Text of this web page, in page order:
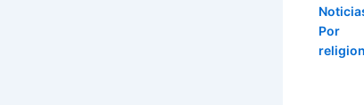
Por